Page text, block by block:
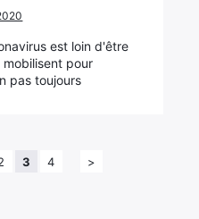
est loin d'être
pour
pas toujours
3 4 >